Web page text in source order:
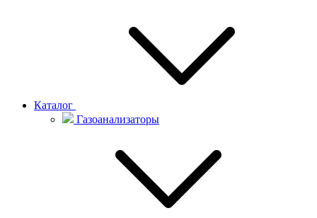
Каталог
Газоанализаторы